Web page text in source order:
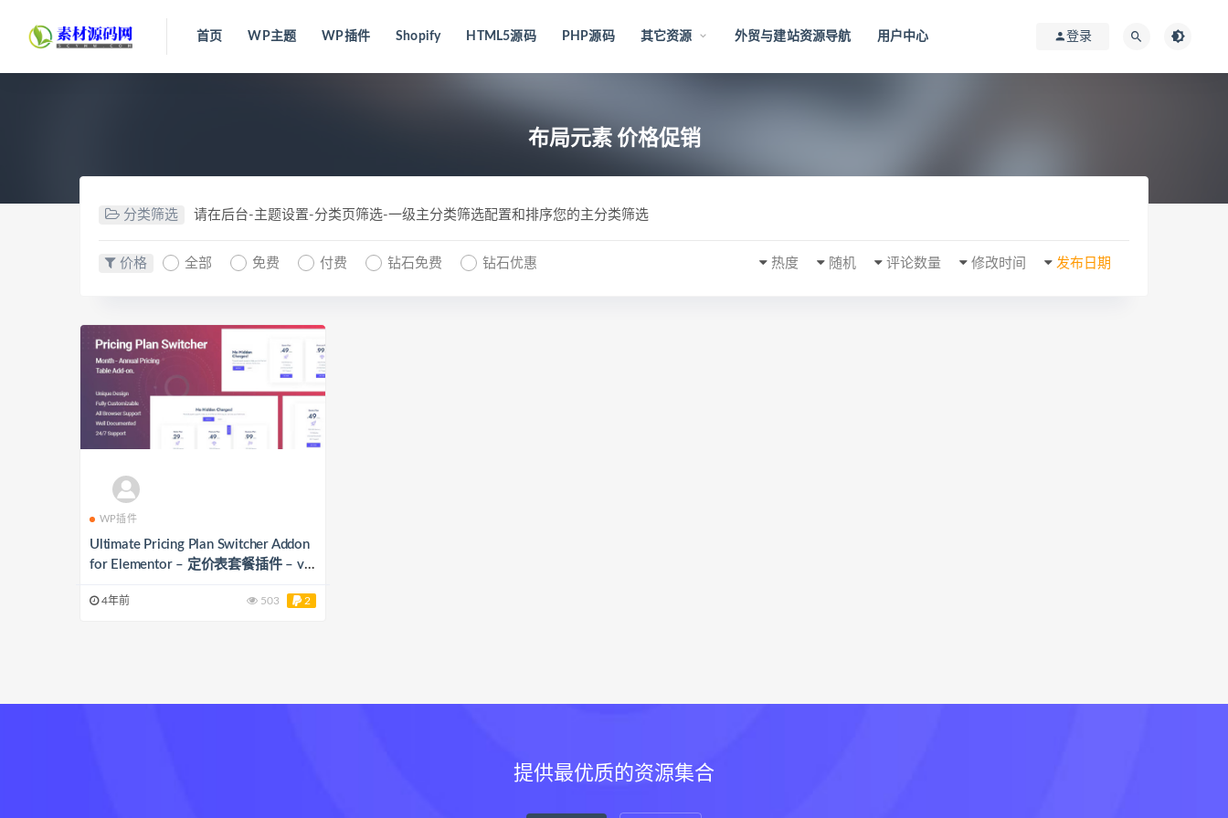
首页 WP主题 WP插件 Shopify HTML5源码 PHP源码 其它资源 外贸与建站资源导航 用户中心 登录
布局元素 价格促销
分类筛选 请在后台-主题设置-分类页筛选-一级主分类筛选配置和排序您的主分类筛选
价格 全部 免费 付费 钻石免费 钻石优惠 发布日期
修改时间
评论数量
随机
热度
WP插件
Ultimate Pricing Plan Switcher Addon
for Elementor – 定价表套餐插件 – v1.
4年前 503 2
提供最优质的资源集合